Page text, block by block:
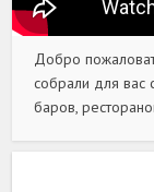
Добро
собрали для вас
баров,